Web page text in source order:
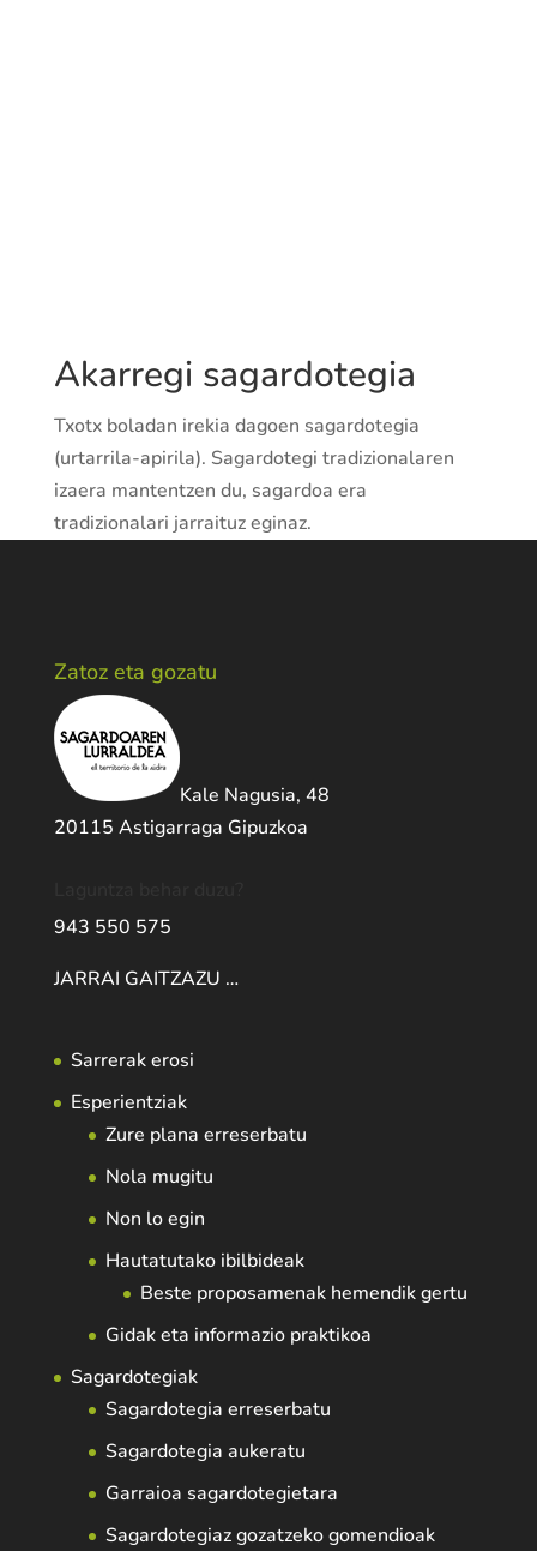
Akarregi sagardotegia
Txotx boladan irekia dagoen sagardotegia
(urtarrila-apirila). Sagardotegi tradizionalaren
izaera mantentzen du, sagardoa era
tradizionalari jarraituz eginaz.
Zatoz eta gozatu
Kale Nagusia, 48
20115 Astigarraga Gipuzkoa
943 550 575
JARRAI GAITZAZU …
Sarrerak erosi
Esperientziak
Zure plana erreserbatu
Nola mugitu
Non lo egin
Hautatutako ibilbideak
Beste proposamenak hemendik gertu
Gidak eta informazio praktikoa
Sagardotegiak
Sagardotegia erreserbatu
Sagardotegia aukeratu
Garraioa sagardotegietara
Sagardotegiaz gozatzeko gomendioak